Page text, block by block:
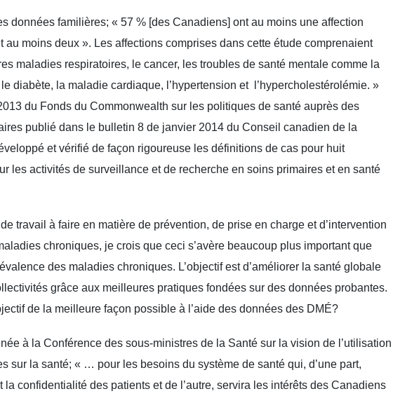
données familières; « 57 % [des Canadiens] ont au moins une affection
au moins deux ». Les affections comprises dans cette étude comprenaient
maladies respiratoires, le cancer, les troubles de santé mentale comme la
diabète, la maladie cardiaque, l’hypertension et l’hypercholestérolémie. »
du Fonds du Commonwealth sur les politiques de santé auprès des
publié dans le bulletin 8 de janvier 2014 du Conseil canadien de la
et vérifié de façon rigoureuse les définitions de cas pour huit
les activités de surveillance et de recherche en soins primaires et en santé
travail à faire en matière de prévention, de prise en charge et d’intervention
chroniques, je crois que ceci s’avère beaucoup plus important que
des maladies chroniques. L’objectif est d’améliorer la santé globale
grâce aux meilleures pratiques fondées sur des données probantes.
de la meilleure façon possible à l’aide des données des DMÉ?
à la Conférence des sous-ministres de la Santé sur la vision de l’utilisation
sur la santé; « … pour les besoins du système de santé qui, d’une part,
la confidentialité des patients et de l’autre, servira les intérêts des Canadiens